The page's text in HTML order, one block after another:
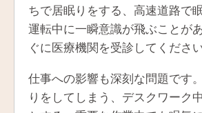
ちで居眠りをする、高速道路で
運転中に一瞬意識が飛ぶことが
ぐに医療機関を受診してください
仕事への影響も深刻な問題です
りをしてしまう、デスクワーク